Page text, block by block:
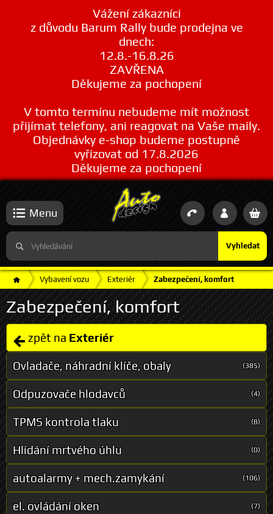
Vážení zákazníci
z důvodu Barum Rally bude prodejna ve
dnech:
12.8.-16.8.26
ZAVŘENA
Děkujeme za pochopení
V tomto termínu nebudeme mít možnost
přijímat telefony, ani reagovat na Vaše maily.
Objednávky e-shop budeme postupně
vyřizovat od 17.8.2026
Děkujeme za pochopení
Vyhledat
Menu
Vybavení vozu Exteriér Zabezpečení, komfort
Zabezpečení, komfort
zpět na Exteriér
Ovladače, náhradní klíče, obaly (385)
Odpuzovače hlodavců (4)
TPMS kontrola tlaku (8)
Hlídání mrtvého úhlu (0)
autoalarmy + mech.zamykání (106)
el. ovládání oken (7)